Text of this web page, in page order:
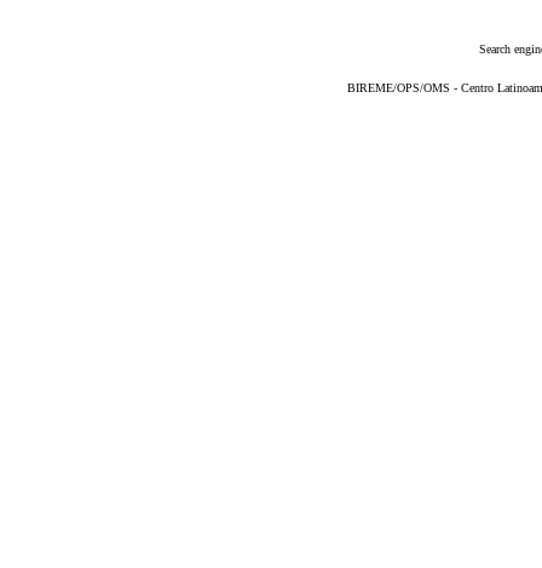
Search
BIREME/OPS/OMS - Centro